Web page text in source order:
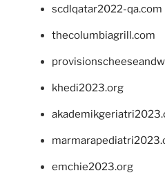
scdlqatar2022-qa.com
thecolumbiagrill.com
khedi2023.org
emchie2023.org